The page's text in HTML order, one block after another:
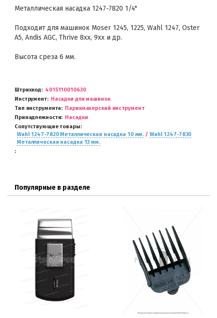
Металлическая насадка 1247-7820 1/4"
Подходит для машинок Moser 1245, 1225, Wahl 1247, Oster
A5, Andis AGC, Thrive 8xx, 9xx и др.
Высота среза 6 мм.
Штрихкод
4015110010630
Инструмент
Насадки для машинок
Тип инструмента
Парикмахерский инструмент
Принадлежности
Насадки
Сопутствующие товары
Wahl 1247-7820 Металлическая насадка 10 мм. / Wahl 1247-7830
Металлическая насадка 13 мм.
Популярные в разделе